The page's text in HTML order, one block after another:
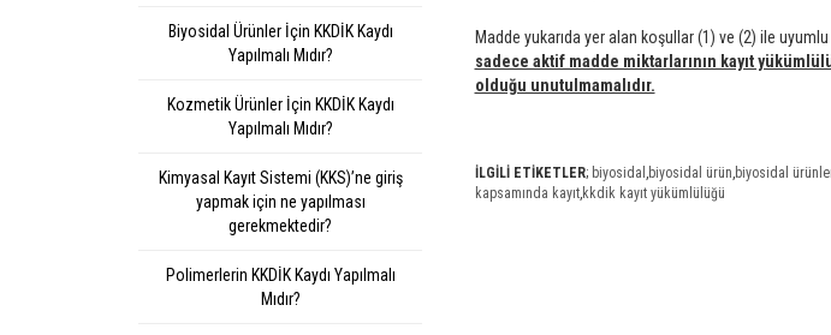
Biyosidal Ürünler İçin KKDİK Kaydı
Yapılmalı Mıdır?
Kozmetik Ürünler İçin KKDİK Kaydı
Yapılmalı Mıdır?
Kimyasal Kayıt Sistemi (KKS)’ne giriş
yapmak için ne yapılması
gerekmektedir?
Polimerlerin KKDİK Kaydı Yapılmalı
Mıdır?
Madde yukarıda yer alan koşullar (1) ve (2) ile
sadece aktif madde miktarlarının kayıt
olduğu unutulmamalıdır.
İLGİLİ ETİKETLER; biyosidal ,biyosidal ürün,biyosidal
kapsamında kayıt,kkdik kayıt yükümlülüğü